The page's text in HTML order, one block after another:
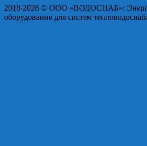
2018-2026 © OOO «ВОДОСНАБ»:
оборудование для систем